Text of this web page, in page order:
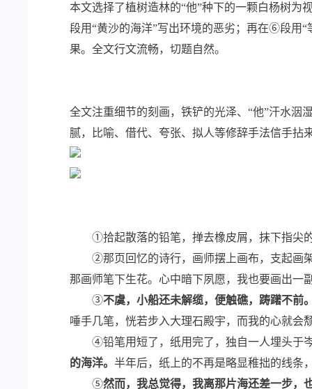
本文选择了植树造林的“他”种下的一颗白杨树为
段用“黄沙的海洋”写出环境的恶劣；再在⑥段用
果。全文行文流畅，切题自然。
全文注重细节的刻画，铁铲的光泽、“他”汗水洇
腻，比喻、借代、夸张、拟人等修辞手法信手拈
①拾起散落的铅笔，掸去橡皮屑，抹下指尖
②那页回忆的诗行，画师摆上画布，支起画架
那画师笔下生花。心中暗下夙愿，我也要画出一
③不虞，小船还未解缆，便触礁，踌躇不前
唾手几笔，恍若步入大理石殿宇，而我的心就会
④铅笔用短了，纸用完了，独自一人埋头于岑
的海洋。 半年后，纸上的不再是略显稚拙的线条
⑤然而，我总觉得，我离那片海还差一步，